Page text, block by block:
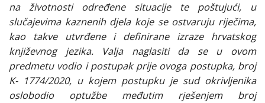
na životnosti određene situacije te poštujući, u
slučajevima kaznenih djela koje se ostvaruju riječima,
kao takve utvrđene i definirane izraze hrvatskog
književnog jezika. Valja naglasiti da se u ovom
predmetu vodio i postupak prije ovoga postupka, broj
K- 1774/2020, u kojem postupku je sud okrivljenika
oslobodio optužbe međutim rješenjem broj